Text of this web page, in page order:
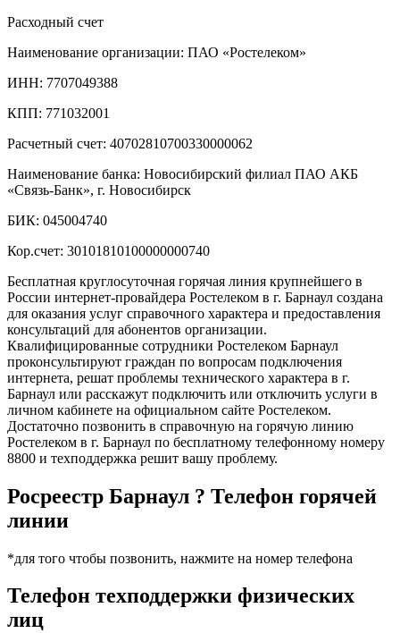
Расходный счет
Наименование организации: ПАО «Ростелеком»
ИНН: 7707049388
КПП: 771032001
Расчетный счет: 40702810700330000062
Наименование банка: Новосибирский филиал ПАО АКБ
«Связь-Банк», г. Новосибирск
БИК: 045004740
Кор.счет: 30101810100000000740
Бесплатная круглосуточная горячая линия крупнейшего в
России интернет-провайдера Ростелеком в г. Барнаул создана
для оказания услуг справочного характера и предоставления
консультаций для абонентов организации.
Квалифицированные сотрудники Ростелеком Барнаул
проконсультируют граждан по вопросам подключения
интернета, решат проблемы технического характера в г.
Барнаул или расскажут подключить или отключить услуги в
личном кабинете на официальном сайте Ростелеком.
Достаточно позвонить в справочную на горячую линию
Ростелеком в г. Барнаул по бесплатному телефонному номеру
8800 и техподдержка решит вашу проблему.
Росреестр Барнаул ? Телефон горячей
линии
*для того чтобы позвонить, нажмите на номер телефона
Телефон техподдержки физических
лиц